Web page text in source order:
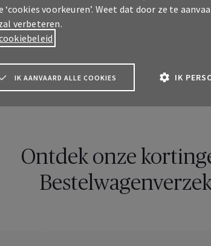
tot
Comfort Auto is onderworpen aan het
Ontdek onze
‘cookies voorkeuren’. Weet dat door ze te
verbeteren.
IK AANVAARD ALLE COOKIES IK